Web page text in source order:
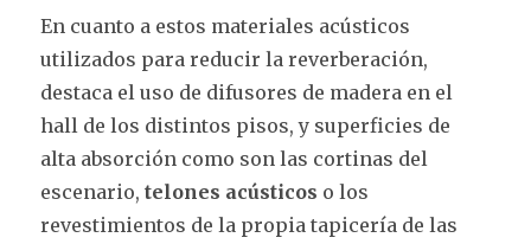
En cuanto a estos materiales acústicos
utilizados para reducir la reverberación,
destaca el uso de difusores de madera en el
hall de los distintos pisos, y superficies de
alta absorción como son las cortinas del
escenario,telones acústicos o los
revestimientos de la propia tapicería de las